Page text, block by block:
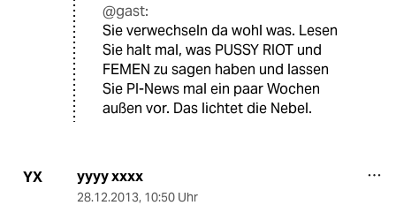
@gast:
Sie verwechseln da wohl was. Lesen
Sie halt mal, was PUSSY RIOT und
FEMEN zu sagen haben und lassen
Sie PI-News mal ein paar Wochen
außen vor. Das lichtet die Nebel.
YX yyyy xxxx
28.12.2013, 10:50 Uhr